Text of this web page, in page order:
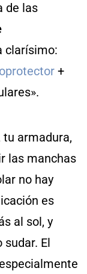
de las
clarísimo:
+
tu armadura,
las manchas
no hay
es
al sol, y
sudar. El